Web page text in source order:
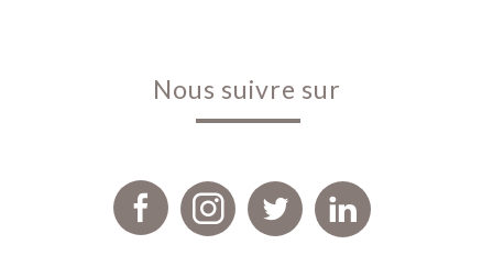
nous suivre sur